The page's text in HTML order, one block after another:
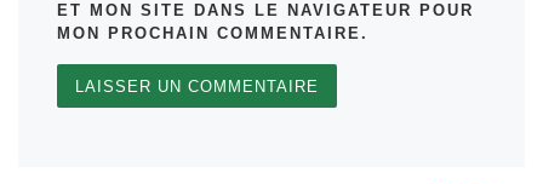
ET MON SITE DANS LE NAVIGATEUR POUR
MON PROCHAIN COMMENTAIRE.